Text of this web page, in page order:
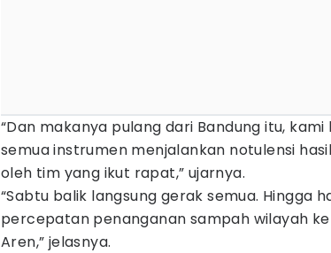
“Dan makanya pulang dari Bandung itu,
semua instrumen menjalankan notulensi
oleh tim yang ikut rapat,” ujarnya.
“Sabtu balik langsung gerak semua. Hingga
percepatan penanganan sampah wilayah
Aren,” jelasnya.